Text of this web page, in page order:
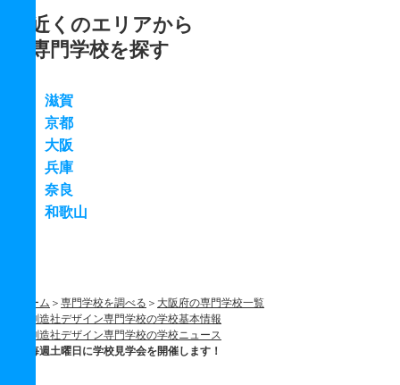
近くのエリアから
専門学校を探す
滋賀
京都
大阪
兵庫
奈良
和歌山
ホーム 専門学校を調べる
大阪府の専門学校一覧
創造社デザイン専門学校の学校基本情報
創造社デザイン専門学校の学校ニュース
毎週土曜日に学校見学会を開催します！